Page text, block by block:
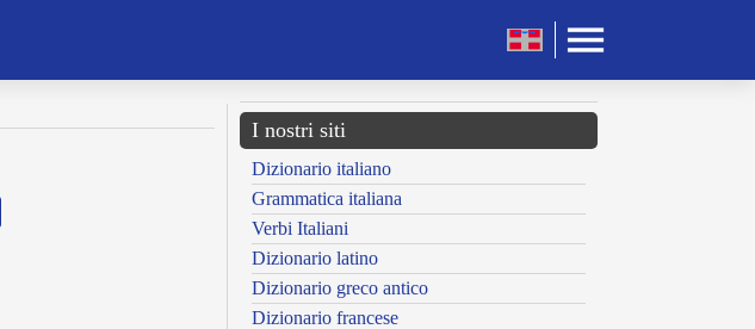
I nostri siti
Dizionario italiano
Grammatica italiana
Verbi Italiani
Dizionario latino
Dizionario greco antico
Dizionario francese